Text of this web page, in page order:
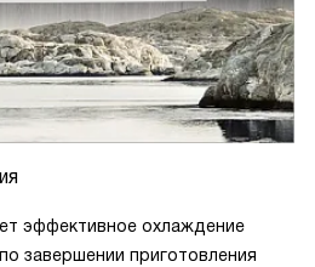
эффективное охлаждение
завершении приготовления